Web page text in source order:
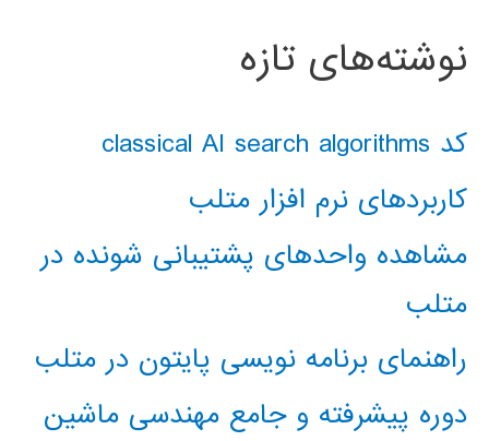
نوشته‌های تازه
کد classical AI search algorithms
کاربردهای نرم افزار متلب
مشاهده واحدهای پشتیبانی شونده در
متلب
راهنمای برنامه نویسی پایتون در متلب
دوره پیشرفته و جامع مهندسی ماشین